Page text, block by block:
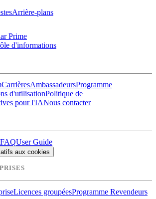
Arrière-plans
Prime
d'informations
CarrièresAmbassadeursProgramme
d'utilisationPolitique de
pour l'IANous contacter
FAQUser Guide
aux cookies
Licences groupéesProgramme Revendeurs